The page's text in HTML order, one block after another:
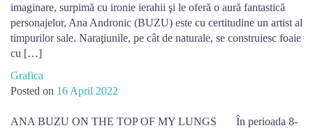
imaginare, surpimă cu ironie ierahii şi le oferă o aură fantastică
personajelor, Ana Andronic (BUZU) este cu certitudine un artist al
timpurilor sale. Naraţiunile, pe cât de naturale, se construiesc foaie
cu […]
Grafica
Posted on 16 April 2022
ANA BUZU ON THE TOP OF MY LUNGS În perioada 8-